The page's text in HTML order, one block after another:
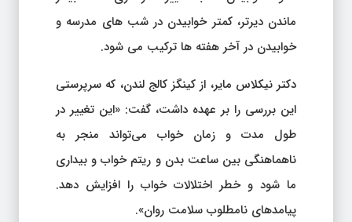
ماندن دیرتر، کمتر خوابیدن در شب های مدرسه و
خوابیدن در آخر هفته ها ترکیب می شود.
دکتر نیکلاس مایر، از کینگز کالج لندن، که سرپرستی
این بررسی را بر عهده داشت، گفت: «این تغییر در
طول مدت و زمان خواب می‌تواند منجر به
ناهماهنگی بین ساعت بدن و ریتم خواب و بیداری
ما شود و خطر اختلالات خواب را افزایش دهد.
پیامدهای نامطلوب سلامت روان».